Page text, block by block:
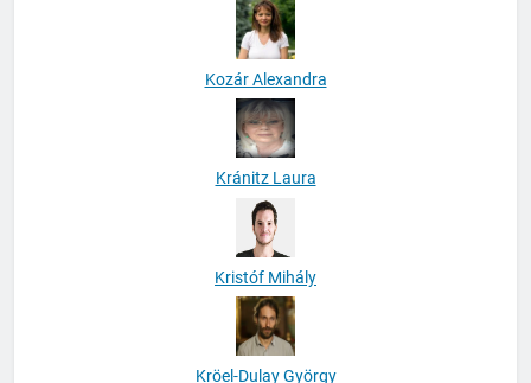
Kozár Alexandra
Kránitz Laura
Kristóf Mihály
Kröel-Dulay György